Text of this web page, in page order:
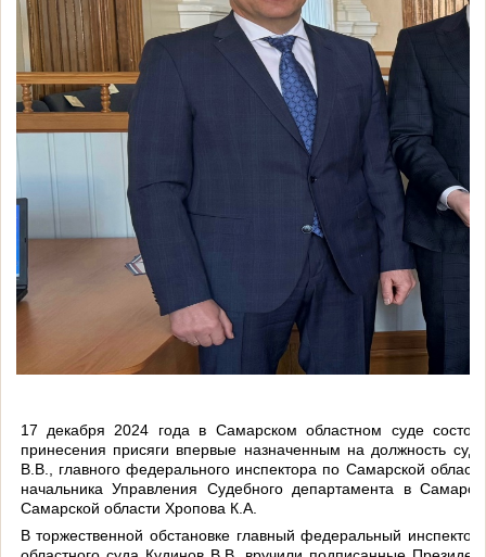
17 декабря 2024 года в Самарском областном суде
принесения присяги впервые назначенным на должность
В.В., главного федерального инспектора по Самарской
начальника Управления Судебного департамента в
Самарской области Хропова К.А.
В торжественной обстановке главный федеральный